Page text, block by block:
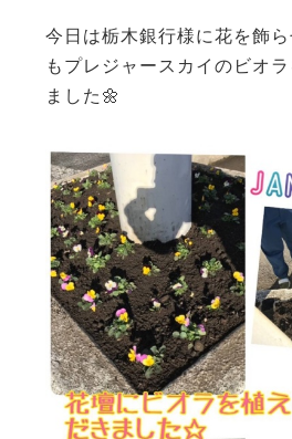
今日は栃木銀行様に花を飾
もプレジャースカイのビオ
ました🌼